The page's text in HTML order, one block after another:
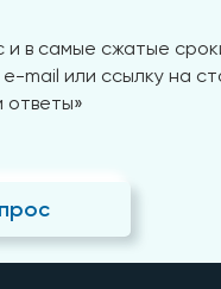
и в самые сжатые
mail или ссылку на
ответы»